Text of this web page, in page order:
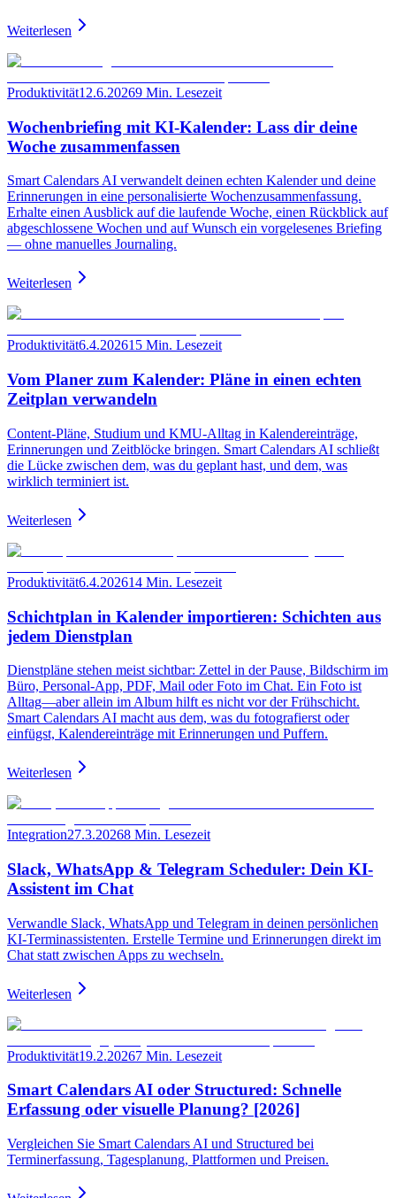
Weiterlesen
Produktivität12.6.20269 Min. Lesezeit
Wochenbriefing mit KI-Kalender: Lass dir deine
Woche zusammenfassen
Smart Calendars AI verwandelt deinen echten Kalender und deine
Erinnerungen in eine personalisierte Wochenzusammenfassung.
Erhalte einen Ausblick auf die laufende Woche, einen Rückblick auf
abgeschlossene Wochen und auf Wunsch ein vorgelesenes Briefing
— ohne manuelles Journaling.
Weiterlesen
Produktivität6.4.202615 Min. Lesezeit
Vom Planer zum Kalender: Pläne in einen echten
Zeitplan verwandeln
Content-Pläne, Studium und KMU-Alltag in Kalendereinträge,
Erinnerungen und Zeitblöcke bringen. Smart Calendars AI schließt
die Lücke zwischen dem, was du geplant hast, und dem, was
wirklich terminiert ist.
Weiterlesen
Produktivität6.4.202614 Min. Lesezeit
Schichtplan in Kalender importieren: Schichten aus
jedem Dienstplan
Dienstpläne stehen meist sichtbar: Zettel in der Pause, Bildschirm im
Büro, Personal-App, PDF, Mail oder Foto im Chat. Ein Foto ist
Alltag—aber allein im Album hilft es nicht vor der Frühschicht.
Smart Calendars AI macht aus dem, was du fotografierst oder
einfügst, Kalendereinträge mit Erinnerungen und Puffern.
Weiterlesen
Integration27.3.20268 Min. Lesezeit
Slack, WhatsApp & Telegram Scheduler: Dein KI-
Assistent im Chat
Verwandle Slack, WhatsApp und Telegram in deinen persönlichen
KI-Terminassistenten. Erstelle Termine und Erinnerungen direkt im
Chat statt zwischen Apps zu wechseln.
Weiterlesen
Produktivität19.2.20267 Min. Lesezeit
Smart Calendars AI oder Structured: Schnelle
Erfassung oder visuelle Planung? [2026]
Vergleichen Sie Smart Calendars AI und Structured bei
Terminerfassung, Tagesplanung, Plattformen und Preisen.